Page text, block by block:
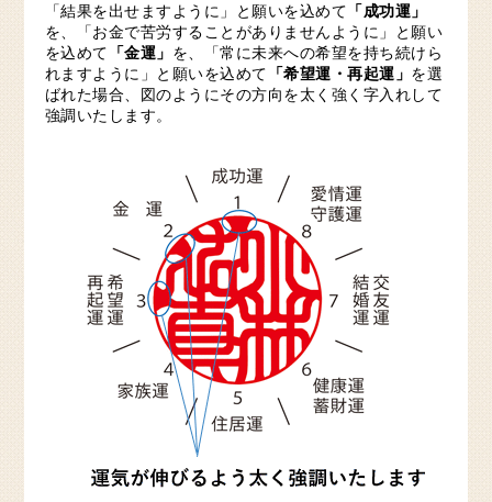
「結果を出せますように」と願いを込めて 「成功運」
を、「お金で苦労することがありませんように」と願い
を込めて 「金運」 を、「常に未来への希望を持ち続けら
れますように」と願いを込めて 「希望運・再起運」 を選
ばれた場合、図のようにその方向を太く強く字入れして
強調いたします。